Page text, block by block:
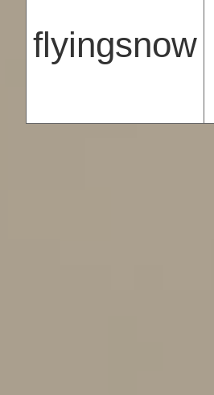
flyingsnow